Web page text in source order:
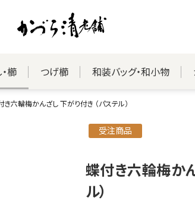
櫛 つげ櫛 和装バッグ・和小物
き六輪梅かんざし 下がり付き （パステル）
受注商品
蝶付き六輪梅か
ル）